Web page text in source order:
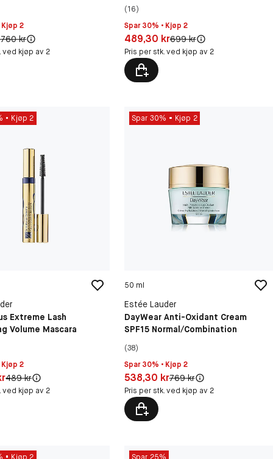
Kjøp 2
kr pris:
760 kr
ved kjøp av 2
(16)
Spar 30% • Kjøp 2
Pris: 489,30 kr
489,30 krOriginal pris:
699 kr
Pris per stk. ved kjøp av 2
Kjøp 2
Extreme Lash
Volume Mascara
Kjøp 2
kr
Original pris:
489 kr
ved kjøp av 2
Spar 30% Kjøp 2
50 ml
Estée Lauder
DayWear Anti-Oxidant Cream
SPF15 Normal/Combination
(38)
Spar 30% • Kjøp 2
Pris: 538,30 kr
538,30 krOriginal pris:
769 kr
Pris per stk. ved kjøp av 2